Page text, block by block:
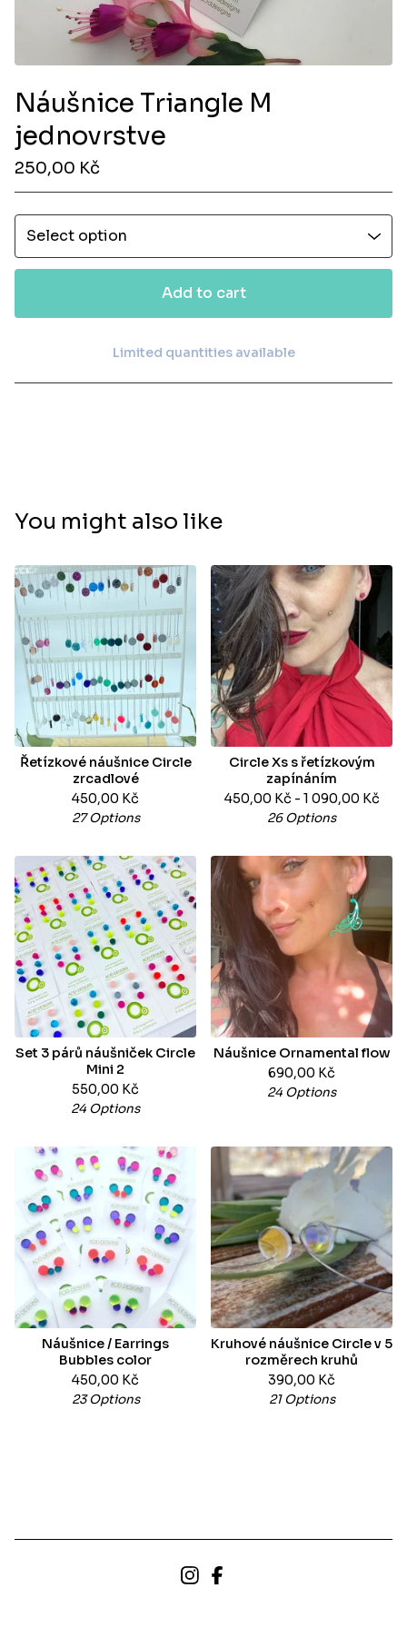
Náušnice Triangle M
jednovrstve
250,00 Kč
Add to cart
View cart
Limited quantities available
You might also like
Řetízkové náušnice Circle
zrcadlové
450,00 Kč
27 Options
Circle Xs s řetízkovým
zapínáním
450,00 Kč - 1 090,00 Kč
26 Options
Set 3 párů náušniček Circle
Mini 2
550,00 Kč
24 Options
Náušnice Ornamental flow
690,00 Kč
24 Options
Náušnice / Earrings
Bubbles color
450,00 Kč
23 Options
Kruhové náušnice Circle v 5
rozměrech kruhů
390,00 Kč
21 Options